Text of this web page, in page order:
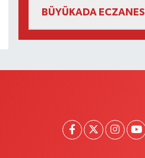
BÜYÜKADA ECZANESİ